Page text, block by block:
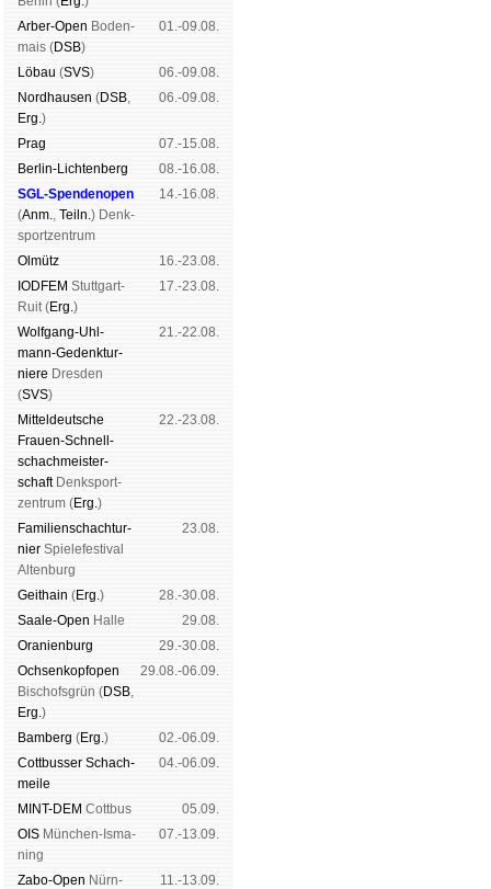
Arber-Open Boden­
mais (DSB)
01.-09.08.
Lö­bau (SVS)
06.-09.08.
Nord­hau­sen (DSB,
Erg.)
06.-09.08.
Prag
07.-15.08.
Berlin-Lich­ten­berg
08.-16.08.
SGL-Spenden­open
(Anm., Teiln.) Denk­
sport­zen­trum
14.-16.08.
Ol­mütz
16.-23.08.
IODFEM Stutt­gart-
Ruit (Erg.)
17.-23.08.
Wolf­gang-Uhl­
mann-Ge­denk­tur­
niere Dres­den
(SVS)
21.-22.08.
Mit­tel­deu­tsche
Frauen-Schnell­
schach­meis­ter­
schaftDenk­sport­
zen­trum (Erg.)
22.-23.08.
Familien­schach­tur­
nier Spiele­fes­ti­val
Al­ten­burg
23.08.
Geit­hain (Erg.)
28.-30.08.
Saale-Open Halle
29.08.
Oranien­burg
29.-30.08.
Och­sen­kopf­open
Bischofs­grün (DSB,
Erg.)
29.08.-06.09.
Bam­berg (Erg.)
02.-06.09.
Cott­busser Schach­
meile
04.-06.09.
MINT-DEM Cott­bus
05.09.
OIS Mün­chen-Is­ma­
ning
07.-13.09.
Zabo-Open Nürn­
11.-13.09.